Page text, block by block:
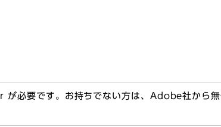
必要です。お持ちでない方は、Adobe社から無